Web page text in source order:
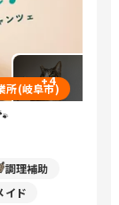
+4
所(岐阜市)
調理補助
イド